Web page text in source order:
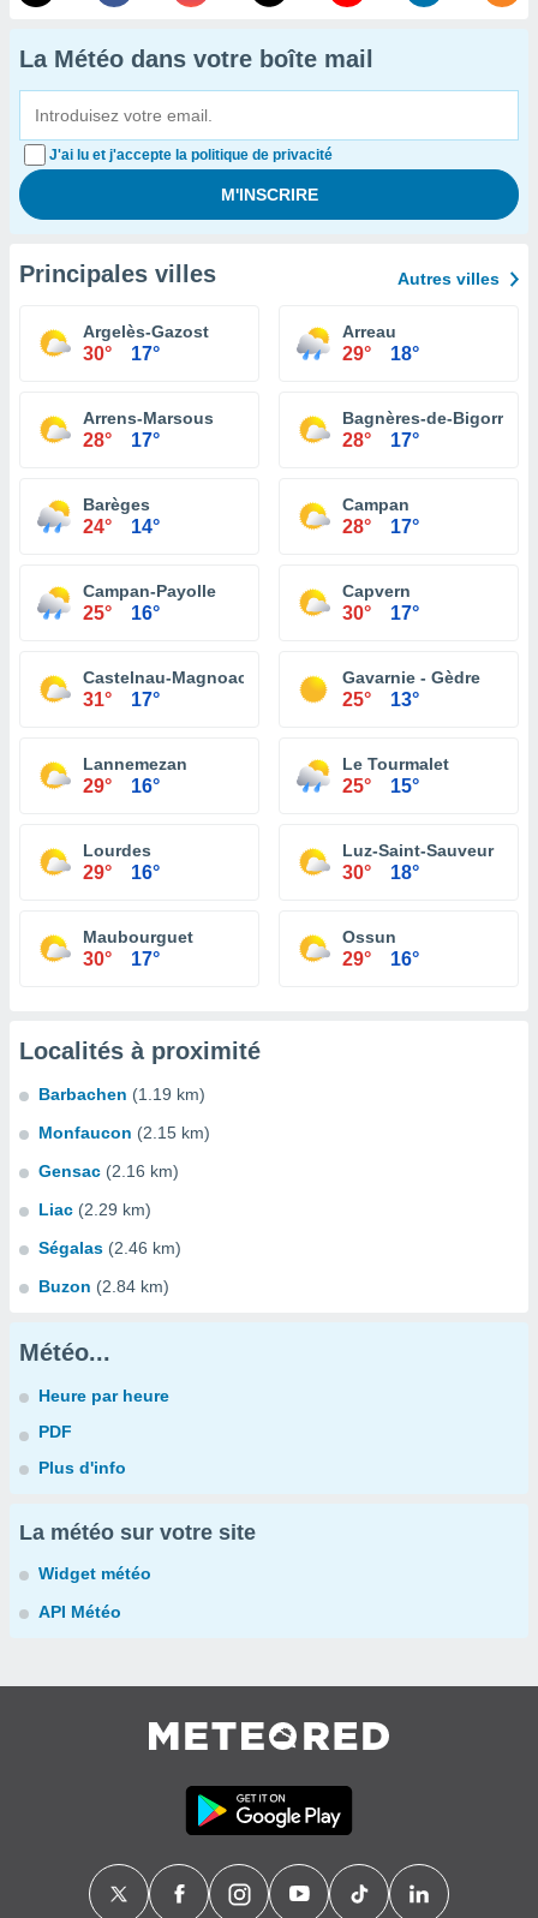
La Météo dans votre boîte mail
J'ai lu et j'accepte la politique de privacité
Principales villes Autres villes
Argelès-Gazost
30° 17°
Arreau
29° 18°
Arrens-Marsous
28° 17°
Bagnères-de-Bigorre
28° 17°
Barèges
24° 14°
Campan
28° 17°
Campan-Payolle
25° 16°
Capvern
30° 17°
Castelnau-Magnoac
31° 17°
Gavarnie - Gèdre
25° 13°
Lannemezan
29° 16°
Le Tourmalet
25° 15°
Lourdes
29° 16°
Luz-Saint-Sauveur
30° 18°
Maubourguet
30° 17°
Ossun
29° 16°
Localités à proximité
Barbachen (1.19 km)
Monfaucon (2.15 km)
Gensac (2.16 km)
Liac (2.29 km)
Ségalas (2.46 km)
Buzon (2.84 km)
Météo...
Heure par heure
PDF
Plus d'info
La météo sur votre site
Widget météo
API Météo